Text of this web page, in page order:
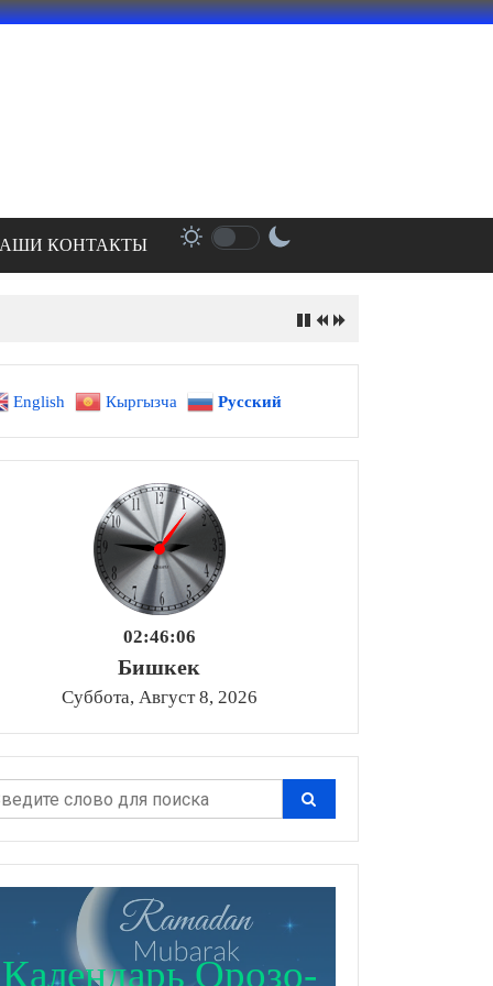
КОНТАКТЫ
English Кыргызча Русский
02:46:06
Бишкек
Суббота, Август 8, 2026
Календарь Орозо-